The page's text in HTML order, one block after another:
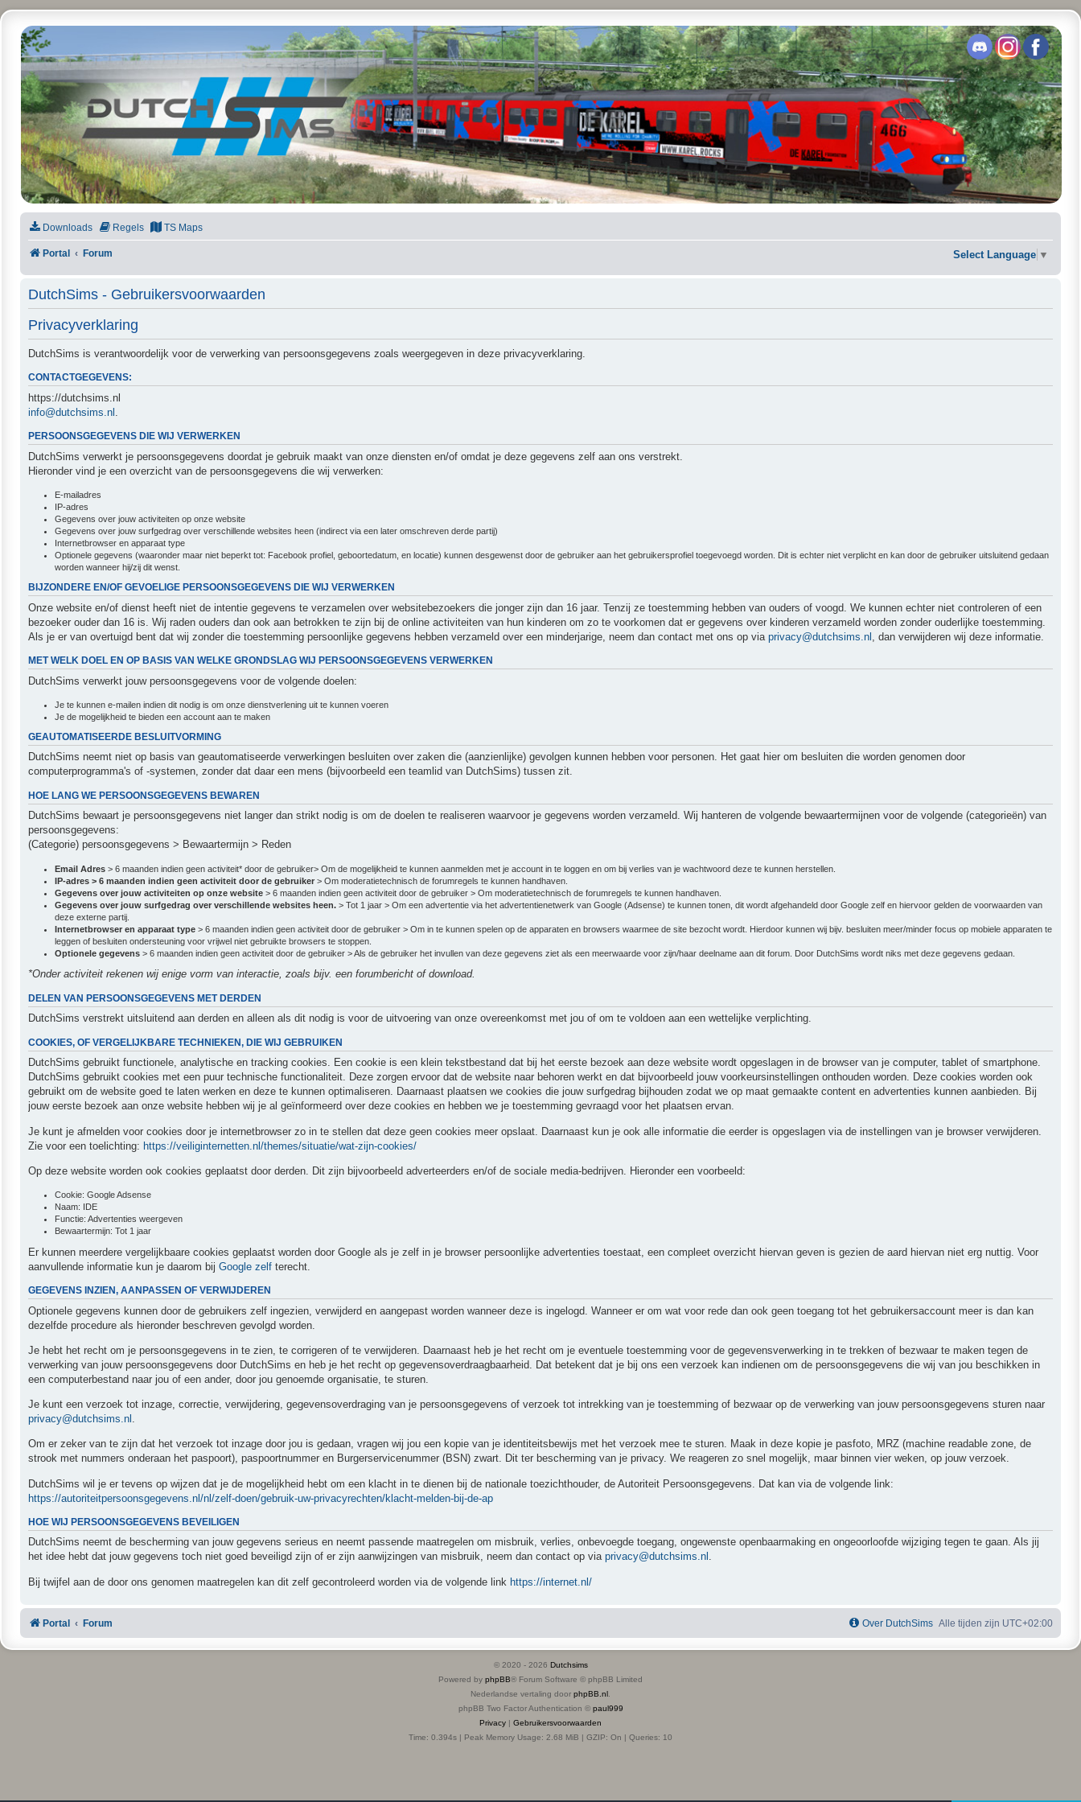
DutchSims
Downloads Regels TS Maps
Portal Forum Select Language ▼
DutchSims - Gebruikersvoorwaarden
Privacyverklaring
DutchSims is verantwoordelijk voor de verwerking van persoonsgegevens zoals weergegeven in deze privacyverklaring.
CONTACTGEGEVENS:
https://dutchsims.nl
info@dutchsims.nl
PERSOONSGEGEVENS DIE WIJ VERWERKEN
DutchSims verwerkt je persoonsgegevens doordat je gebruik maakt van onze diensten en/of omdat je deze gegevens zelf aan ons verstrekt.
Hieronder vind je een overzicht van de persoonsgegevens die wij verwerken:
E-mailadres
IP-adres
Gegevens over jouw activiteiten op onze website
Gegevens over jouw surfgedrag over verschillende websites heen (indirect via een later omschreven derde partij)
Internetbrowser en apparaat type
Optionele gegevens (waaronder maar niet beperkt tot: Facebook profiel, geboortedatum, en locatie) kunnen desgewenst door de gebruiker aan het gebruikersprofiel toegevoegd worden. Dit is echter niet verplicht en kan door de gebruiker uitsluitend gedaan
worden wanneer hij/zij dit wenst.
BIJZONDERE EN/OF GEVOELIGE PERSOONSGEGEVENS DIE WIJ VERWERKEN
Onze website en/of dienst heeft niet de intentie gegevens te verzamelen over websitebezoekers die jonger zijn dan 16 jaar. Tenzij ze toestemming hebben van ouders of voogd. We kunnen echter niet controleren of een
bezoeker ouder dan 16 is. Wij raden ouders dan ook aan betrokken te zijn bij de online activiteiten van hun kinderen om zo te voorkomen dat er gegevens over kinderen verzameld worden zonder ouderlijke toestemming.
Als je er van overtuigd bent dat wij zonder die toestemming persoonlijke gegevens hebben verzameld over een minderjarige, neem dan contact met ons op via privacy@dutchsims.nl , dan verwijderen wij deze informatie.
MET WELK DOEL EN OP BASIS VAN WELKE GRONDSLAG WIJ PERSOONSGEGEVENS VERWERKEN
DutchSims verwerkt jouw persoonsgegevens voor de volgende doelen:
Je te kunnen e-mailen indien dit nodig is om onze dienstverlening uit te kunnen voeren
Je de mogelijkheid te bieden een account aan te maken
GEAUTOMATISEERDE BESLUITVORMING
DutchSims neemt niet op basis van geautomatiseerde verwerkingen besluiten over zaken die (aanzienlijke) gevolgen kunnen hebben voor personen. Het gaat hier om besluiten die worden genomen door
computerprogramma's of -systemen, zonder dat daar een mens (bijvoorbeeld een teamlid van DutchSims) tussen zit.
HOE LANG WE PERSOONSGEGEVENS BEWAREN
DutchSims bewaart je persoonsgegevens niet langer dan strikt nodig is om de doelen te realiseren waarvoor je gegevens worden verzameld. Wij hanteren de volgende bewaartermijnen voor de volgende (categorieën) van
persoonsgegevens:
(Categorie) persoonsgegevens > Bewaartermijn > Reden
Email Adres > 6 maanden indien geen activiteit* door de gebruiker> Om de mogelijkheid te kunnen aanmelden met je account in te loggen en om bij verlies van je wachtwoord deze te kunnen herstellen.
IP-adres > 6 maanden indien geen activiteit door de gebruiker > Om moderatietechnisch de forumregels te kunnen handhaven.
Gegevens over jouw activiteiten op onze website > 6 maanden indien geen activiteit door de gebruiker > Om moderatietechnisch de forumregels te kunnen handhaven.
Gegevens over jouw surfgedrag over verschillende websites heen. > Tot 1 jaar > Om een advertentie via het advertentienetwerk van Google (Adsense) te kunnen tonen, dit wordt afgehandeld door Google zelf en hiervoor gelden de voorwaarden van
deze externe partij.
Internetbrowser en apparaat type > 6 maanden indien geen activiteit door de gebruiker > Om in te kunnen spelen op de apparaten en browsers waarmee de site bezocht wordt. Hierdoor kunnen wij bijv. besluiten meer/minder focus op mobiele apparaten te
leggen of besluiten ondersteuning voor vrijwel niet gebruikte browsers te stoppen.
Optionele gegevens > 6 maanden indien geen activiteit door de gebruiker > Als de gebruiker het invullen van deze gegevens ziet als een meerwaarde voor zijn/haar deelname aan dit forum. Door DutchSims wordt niks met deze gegevens gedaan.
*Onder activiteit rekenen wij enige vorm van interactie, zoals bijv. een forumbericht of download.
DELEN VAN PERSOONSGEGEVENS MET DERDEN
DutchSims verstrekt uitsluitend aan derden en alleen als dit nodig is voor de uitvoering van onze overeenkomst met jou of om te voldoen aan een wettelijke verplichting.
COOKIES, OF VERGELIJKBARE TECHNIEKEN, DIE WIJ GEBRUIKEN
DutchSims gebruikt functionele, analytische en tracking cookies. Een cookie is een klein tekstbestand dat bij het eerste bezoek aan deze website wordt opgeslagen in de browser van je computer, tablet of smartphone.
DutchSims gebruikt cookies met een puur technische functionaliteit. Deze zorgen ervoor dat de website naar behoren werkt en dat bijvoorbeeld jouw voorkeursinstellingen onthouden worden. Deze cookies worden ook
gebruikt om de website goed te laten werken en deze te kunnen optimaliseren. Daarnaast plaatsen we cookies die jouw surfgedrag bijhouden zodat we op maat gemaakte content en advertenties kunnen aanbieden. Bij
jouw eerste bezoek aan onze website hebben wij je al geïnformeerd over deze cookies en hebben we je toestemming gevraagd voor het plaatsen ervan.
Je kunt je afmelden voor cookies door je internetbrowser zo in te stellen dat deze geen cookies meer opslaat. Daarnaast kun je ook alle informatie die eerder is opgeslagen via de instellingen van je browser verwijderen.
Zie voor een toelichting: https://veiliginternetten.nl/themes/situatie/wat-zijn-cookies/
Op deze website worden ook cookies geplaatst door derden. Dit zijn bijvoorbeeld adverteerders en/of de sociale media-bedrijven. Hieronder een voorbeeld:
Cookie: Google Adsense
Naam: IDE
Functie: Advertenties weergeven
Bewaartermijn: Tot 1 jaar
Er kunnen meerdere vergelijkbaare cookies geplaatst worden door Google als je zelf in je browser persoonlijke advertenties toestaat, een compleet overzicht hiervan geven is gezien de aard hiervan niet erg nuttig. Voor
aanvullende informatie kun je daarom bij Google zelf terecht.
GEGEVENS INZIEN, AANPASSEN OF VERWIJDEREN
Optionele gegevens kunnen door de gebruikers zelf ingezien, verwijderd en aangepast worden wanneer deze is ingelogd. Wanneer er om wat voor rede dan ook geen toegang tot het gebruikersaccount meer is dan kan
dezelfde procedure als hieronder beschreven gevolgd worden.
Je hebt het recht om je persoonsgegevens in te zien, te corrigeren of te verwijderen. Daarnaast heb je het recht om je eventuele toestemming voor de gegevensverwerking in te trekken of bezwaar te maken tegen de
verwerking van jouw persoonsgegevens door DutchSims en heb je het recht op gegevensoverdraagbaarheid. Dat betekent dat je bij ons een verzoek kan indienen om de persoonsgegevens die wij van jou beschikken in
een computerbestand naar jou of een ander, door jou genoemde organisatie, te sturen.
Je kunt een verzoek tot inzage, correctie, verwijdering, gegevensoverdraging van je persoonsgegevens of verzoek tot intrekking van je toestemming of bezwaar op de verwerking van jouw persoonsgegevens sturen naar
privacy@dutchsims.nl .
Om er zeker van te zijn dat het verzoek tot inzage door jou is gedaan, vragen wij jou een kopie van je identiteitsbewijs met het verzoek mee te sturen. Maak in deze kopie je pasfoto, MRZ (machine readable zone, de
strook met nummers onderaan het paspoort), paspoortnummer en Burgerservicenummer (BSN) zwart. Dit ter bescherming van je privacy. We reageren zo snel mogelijk, maar binnen vier weken, op jouw verzoek.
DutchSims wil je er tevens op wijzen dat je de mogelijkheid hebt om een klacht in te dienen bij de nationale toezichthouder, de Autoriteit Persoonsgegevens. Dat kan via de volgende link:
https://autoriteitpersoonsgegevens.nl/nl/zelf-doen/gebruik-uw-privacyrechten/klacht-melden-bij-de-ap
HOE WIJ PERSOONSGEGEVENS BEVEILIGEN
DutchSims neemt de bescherming van jouw gegevens serieus en neemt passende maatregelen om misbruik, verlies, onbevoegde toegang, ongewenste openbaarmaking en ongeoorloofde wijziging tegen te gaan. Als jij
het idee hebt dat jouw gegevens toch niet goed beveiligd zijn of er zijn aanwijzingen van misbruik, neem dan contact op via privacy@dutchsims.nl .
Bij twijfel aan de door ons genomen maatregelen kan dit zelf gecontroleerd worden via de volgende link https://internet.nl/
Portal Forum Alle tijden zijn UTC+02:00
Over DutchSims
© 2020 - 2026 Dutchsims
Powered by phpBB® Forum Software © phpBB Limited
Nederlandse vertaling door phpBB.nl
phpBB Two Factor Authentication © paul999
Privacy | Gebruikersvoorwaarden
Time: 0.394s | Peak Memory Usage: 2.68 MiB | GZIP: On | Queries: 10